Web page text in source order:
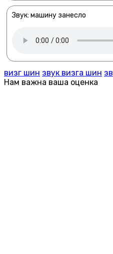
Звук: машину занесло
визг шин звук визга шин
Нам важна ваша оценка